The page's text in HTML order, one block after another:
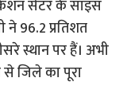
सेंटर के साइंस
ने 96.2 प्रतिशत
स्थान पर हैं। अभी
से जिले का पूरा